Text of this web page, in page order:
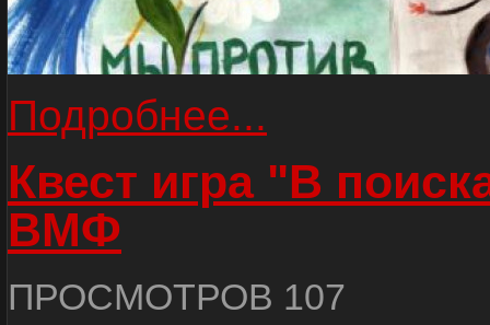
Подробнее...
Квест игра "В
ВМФ
ПРОСМОТРОВ 107